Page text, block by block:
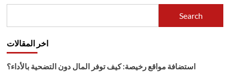
Search
اخر المقالات
استضافة مواقع رخيصة: كيف توفر المال دون التضحية بالأداء؟